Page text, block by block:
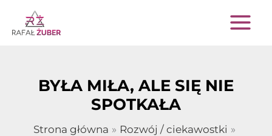
Przejdź
do
BYŁA MIŁA, ALE SIĘ NIE
SPOTKAŁA
Strona główna
Rozwój / ciekawostki